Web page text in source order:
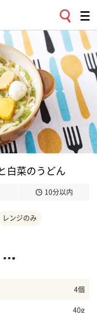
白菜のうどん
10分以内
レンジのみ
4個
40g